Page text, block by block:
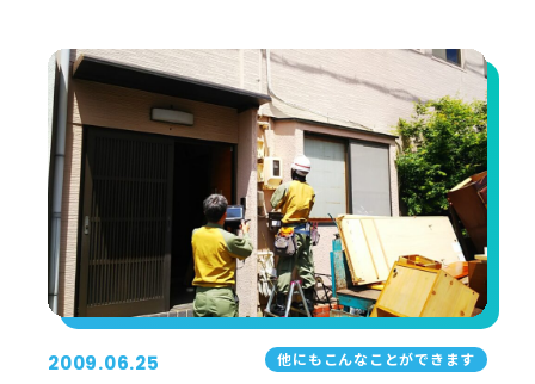
2009.06.25 他にもこんなことができます